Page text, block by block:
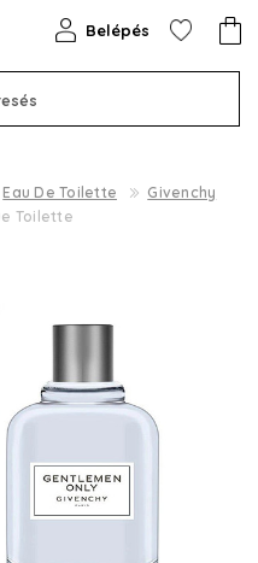
Belépés
Eau De Toilette
Givenchy
Toilette